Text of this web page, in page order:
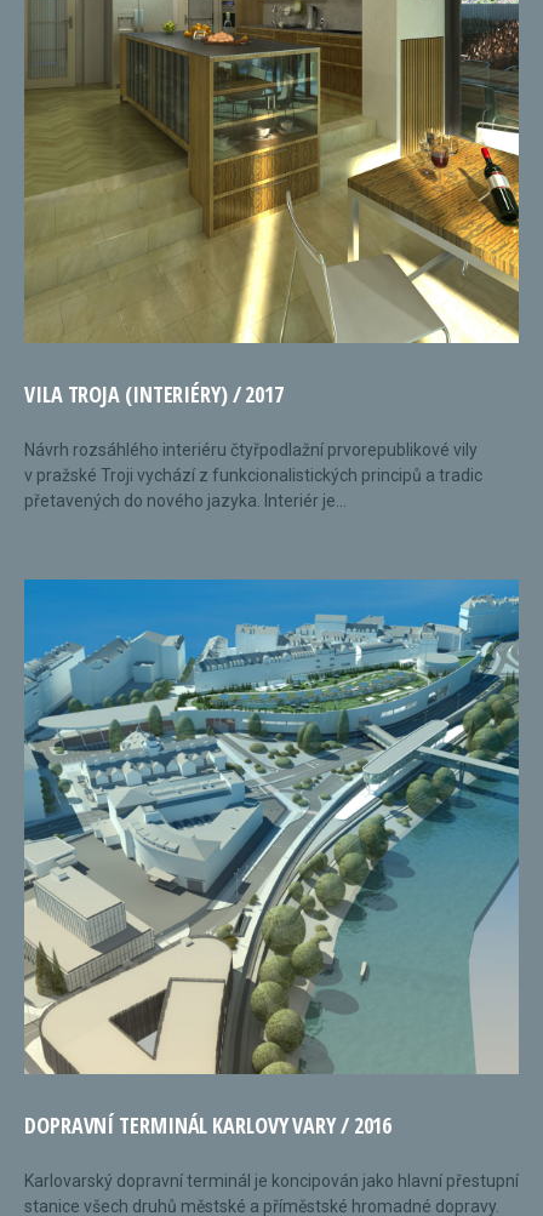
VILA TROJA (INTERIÉRY) / 2017
Návrh rozsáhlého interiéru čtyřpodlažní prvorepublikové vily
v pražské Troji vychází z funkcionalistických principů a tradic
přetavených do nového jazyka. Interiér je...
DOPRAVNÍ TERMINÁL KARLOVY VARY / 2016
Karlovarský dopravní terminál je koncipován jako hlavní přestupní
stanice všech druhů městské a příměstské hromadné dopravy.